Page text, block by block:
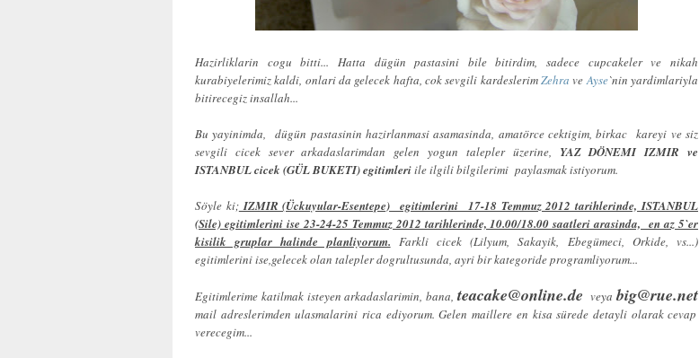
Hazirliklarin cogu bitti... Hatta dügün pastasini bile bitirdim, sadece cupcakeler ve nikah
kurabiyelerimiz kaldi, onlari da gelecek hafta, cok sevgili kardeslerimZehraveAyse`nin yardimlariyla
bitirecegiz insallah...
Bu yayinimda, dügün pastasinin hazirlanmasi asamasinda, amatörce cektigim, birkac kareyi ve siz
sevgili cicek sever arkadaslarimdan gelen yogun talepler üzerine, YAZ DÖNEMI IZMIR ve
ISTANBUL cicek (GÜL BUKETI) egitimleriile ilgili bilgilerimi paylasmak istiyorum.
Söyle ki;IZMIR (Ückuyular-Esentepe) egitimlerini 17-18 Temmuz 2012 tarihlerinde, ISTANBUL
(Sile) egitimlerini ise 23-24-25 Temmuz 2012 tarihlerinde, 10.00/18.00 saatleri arasinda, en az 5`er
kisilik gruplar halinde planliyorum. Farkli cicek (Lilyum, Sakayik, Ebegümeci, Orkide, vs...)
egitimlerini ise,gelecek olan talepler dogrultusunda, ayri bir kategoride programliyorum...
Egitimlerime katilmak isteyen arkadaslarimin, bana,teacake@online.de veyabig@rue.net
mail adreslerimden ulasmalarini rica ediyorum. Gelen maillere en kisa sürede detayli olarak cevap
verecegim...